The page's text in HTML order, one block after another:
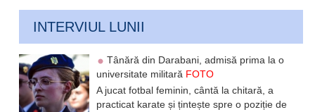
INTERVIUL LUNII
Tânără din Darabani, admisă prima la o
universitate militară FOTO
A jucat fotbal feminin, cântă la chitară, a
practicat karate și țintește spre o poziție de